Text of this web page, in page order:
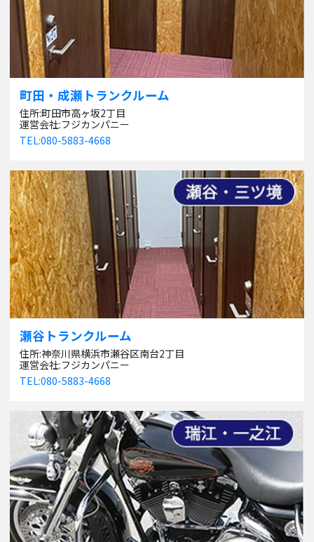
町田・成瀬トランクルーム
住所:町田市高ヶ坂2丁目
運営会社:フジカンパニー
TEL:080-5883-4668
瀬谷トランクルーム
住所:神奈川県横浜市瀬谷区南台2丁目
運営会社:フジカンパニー
TEL:080-5883-4668